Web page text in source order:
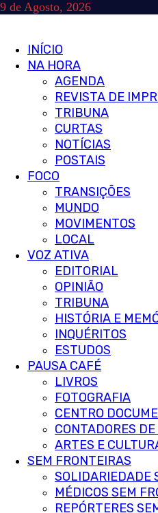
Skip
9 de Agosto, 2026
Primary
Menu
INÍCIO
NA HORA
AGENDA
REVISTA DE
TRIBUNA
CURTAS
NOTÍCIAS
POSTAIS
FOCO
TRANSIÇÕES
MUNDO
MOVIMENTOS
LOCAL
VOZ ATIVA
EDITORIAL
OPINIÃO
TRIBUNA
HISTÓRIA E
INQUÉRITOS
ESTUDOS
PAUSA CAFÉ
LIVROS
FOTOGRAFIA
CENTRO
CONTADORES
ARTES E
SEM FRONTEIRAS
SOLIDARIEDADE
MÉDICOS SEM
REPÓRTERES